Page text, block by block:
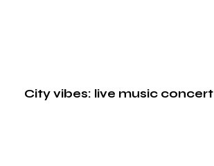
City vibes: live music concert